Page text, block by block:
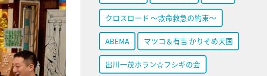
クロスロード ～救命救急の約束～
ABEMA マツコ＆有吉 かりそめ天国
出川一茂ホラン☆フシギの会